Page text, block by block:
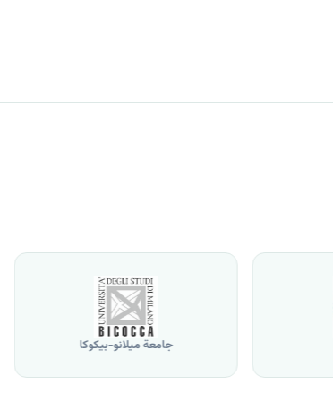
جامعة ميلانو-بيكوكا